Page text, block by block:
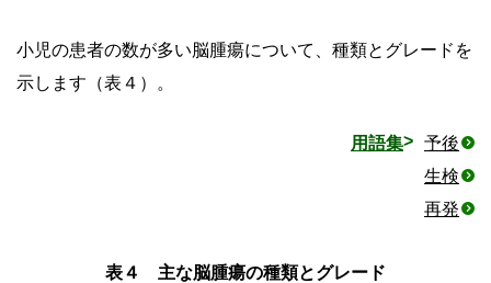
小児の患者の数が多い脳腫瘍について、種類とグレードを
示します（表４）。
用語集
予後
生検
再発
表４ 主な脳腫瘍の種類とグレード